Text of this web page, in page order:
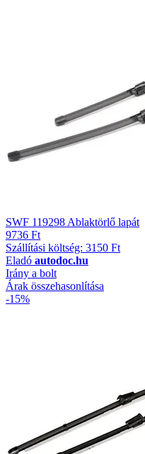
SWF 119298 Ablaktörlő lapát
9736 Ft
Szállítási költség: 3150 Ft
Eladó autodoc.hu
Irány a bolt
Árak összehasonlítása
-15%